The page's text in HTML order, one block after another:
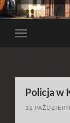
Toggle
Policja w
12